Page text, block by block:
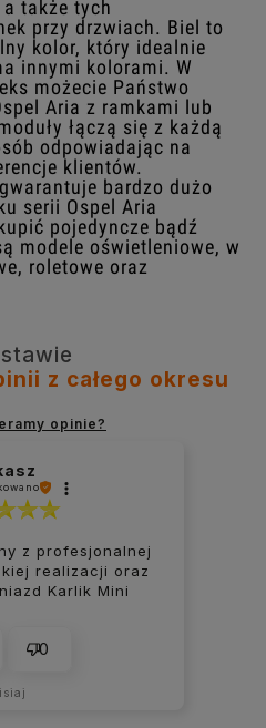
także tych
przy drzwiach. Biel to
kolor, który idealnie
innymi kolorami. W
możecie Państwo
Aria z ramkami lub
łączą się z każdą
odpowiadając na
klientów.
bardzo dużo
serii Ospel Aria
pojedyncze bądź
modele oświetleniowe, w
roletowe oraz
z całego okresu
opinie?
z profesjonalnej
realizacji oraz
Karlik Mini
0